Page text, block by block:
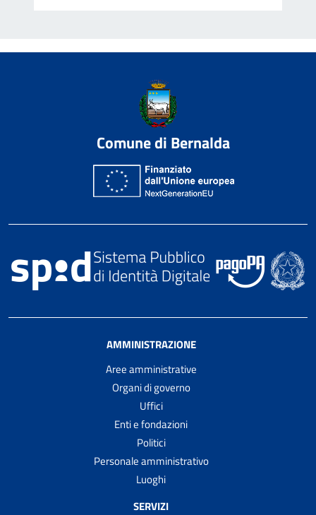
Comune di Bernalda
AMMINISTRAZIONE
Aree amministrative
Organi di governo
Uffici
Enti e fondazioni
Politici
Personale amministrativo
Luoghi
SERVIZI